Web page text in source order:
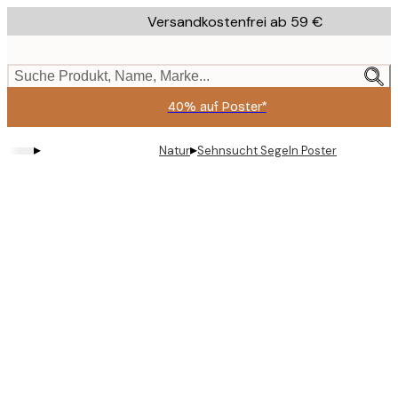
to
content.
Versandkostenfrei ab 59 €
Suche Produkt, Name, Marke...
40% auf Poster*
▸ Natur▸Sehnsucht Segeln Poster